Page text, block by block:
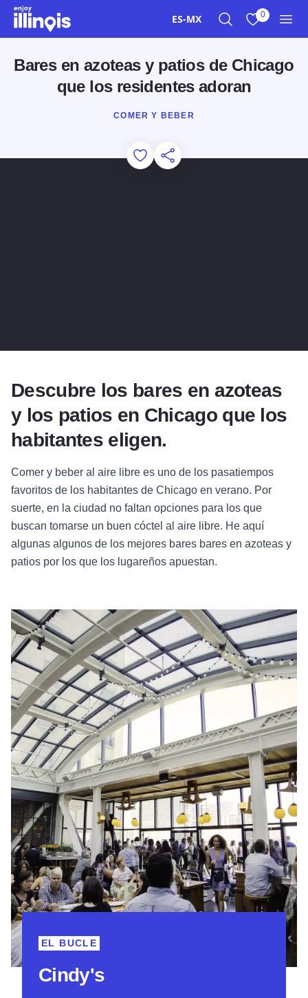
Ir al contenido principal
ES-MX 0
Bares en azoteas y patios de Chicago
que los residentes adoran
COMER Y BEBER
Add to Favorites
Compartir esta página
Descubre los bares en azoteas
y los patios en Chicago que los
habitantes eligen.
Comer y beber al aire libre es uno de los pasatiempos
favoritos de los habitantes de Chicago en verano. Por
suerte, en la ciudad no faltan opciones para los que
buscan tomarse un buen cóctel al aire libre. He aquí
algunas algunos de los mejores bares bares en azoteas y
patios por los que los lugareños apuestan.
Cindy's
EL BUCLE